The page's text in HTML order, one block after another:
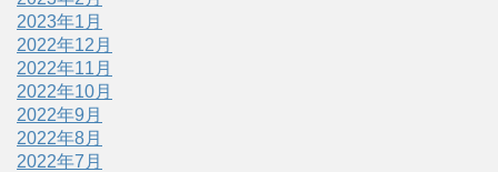
2023年1月
2022年12月
2022年11月
2022年10月
2022年9月
2022年8月
2022年7月